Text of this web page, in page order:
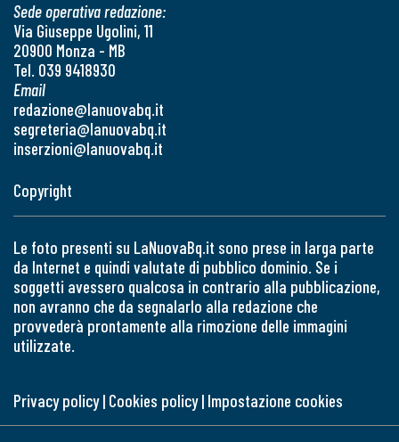
Sede operativa redazione:
Via Giuseppe Ugolini, 11
20900 Monza - MB
Tel. 039 9418930
Email
redazione@lanuovabq.it
segreteria@lanuovabq.it
inserzioni@lanuovabq.it
Copyright
Le foto presenti su LaNuovaBq.it sono prese in larga parte
da Internet e quindi valutate di pubblico dominio. Se i
soggetti avessero qualcosa in contrario alla pubblicazione,
non avranno che da segnalarlo alla redazione che
provvederà prontamente alla rimozione delle immagini
utilizzate.
Privacy policy| Cookies policy| Impostazione cookies